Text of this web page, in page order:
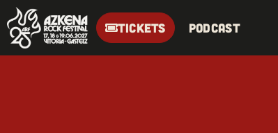
TICKETS Podcast